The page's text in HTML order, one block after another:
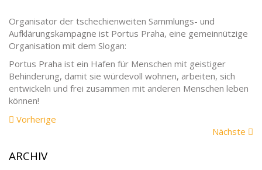
Organisator der tschechienweiten Sammlungs- und
Aufklärungskampagne ist Portus Praha, eine gemeinnützige
Organisation mit dem Slogan:
Portus Praha ist ein Hafen für Menschen mit geistiger
Behinderung, damit sie würdevoll wohnen, arbeiten, sich
entwickeln und frei zusammen mit anderen Menschen leben
können!
Vorherige
Nächste
ARCHIV